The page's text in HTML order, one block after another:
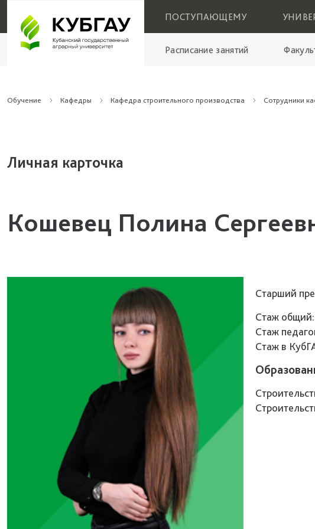
ПОСТУПАЮЩЕМУ
Расписание занятий
Обучение Кафедры Кафедра строительного производства Сотрудники
Личная карточка
Кошевец Полина
Старший
Стаж
Стаж
Стаж в